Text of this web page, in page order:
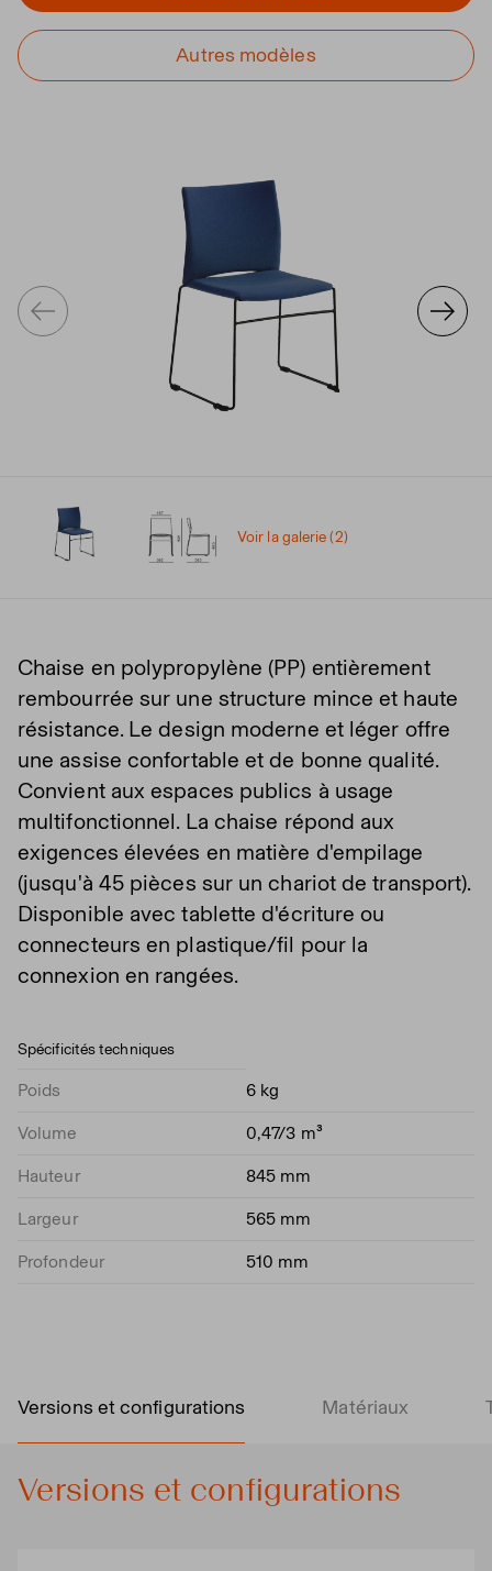
Autres modèles
Voir la galerie (2)
Chaise en polypropylène (PP) entièrement
rembourrée sur une structure mince et haute
résistance. Le design moderne et léger offre
une assise confortable et de bonne qualité.
Convient aux espaces publics à usage
multifonctionnel. La chaise répond aux
exigences élevées en matière d'empilage
(jusqu'à 45 pièces sur un chariot de transport).
Disponible avec tablette d'écriture ou
connecteurs en plastique/fil pour la
connexion en rangées.
Spécificités techniques
Poids 6 kg
Volume 0,47/3 m³
Hauteur 845 mm
Largeur 565 mm
Profondeur 510 mm
Versions et configurations Matériaux
Versions et configurations